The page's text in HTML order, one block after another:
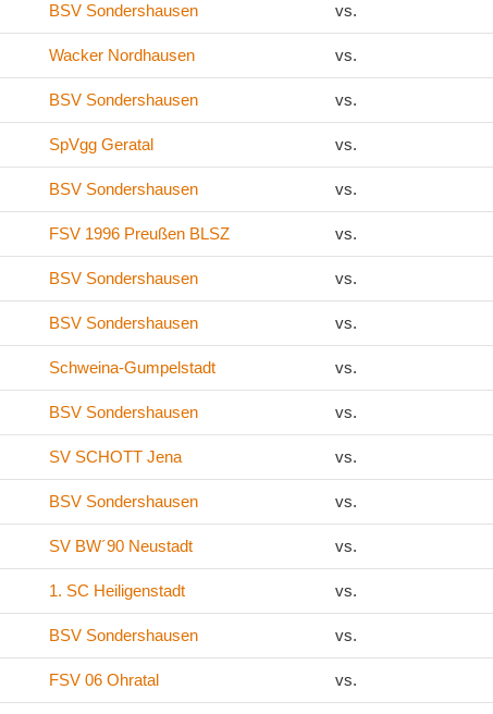
BSV Sondershausen vs.
Wacker Nordhausen vs.
BSV Sondershausen vs.
SpVgg Geratal vs.
BSV Sondershausen vs.
FSV 1996 Preußen BLSZ vs.
BSV Sondershausen vs.
BSV Sondershausen vs.
Schweina-Gumpelstadt vs.
BSV Sondershausen vs.
SV SCHOTT Jena vs.
BSV Sondershausen vs.
SV BW´90 Neustadt vs.
1. SC Heiligenstadt vs.
BSV Sondershausen vs.
FSV 06 Ohratal vs.